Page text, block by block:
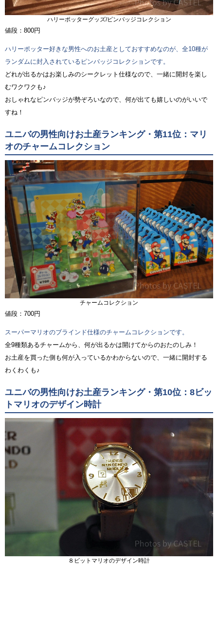
ハリーポッターグッズ/ピンバッジコレクション
値段：800円
ハリーポッター好きな男性へのお土産としておすすめなのが、全10種が
ランダムに封入されているピンバッジコレクションです。
どれが出るかはお楽しみのシークレット仕様なので、一緒に開封を楽し
むワクワクも♪
おしゃれなピンバッジが勢ぞろいなので、何が出ても嬉しいのがいいで
すね！
ユニバの男性向けお土産ランキング・第11位：マリ
オのチャームコレクション
チャームコレクション
値段：700円
スーパーマリオのブラインド仕様のチャームコレクションです。
全9種類あるチャームから、何が出るかは開けてからのおたのしみ！
お土産を買った側も何が入っているかわからないので、一緒に開封する
わくわくも♪
ユニバの男性向けお土産ランキング・第10位：8ビッ
トマリオのデザイン時計
８ビットマリオのデザイン時計